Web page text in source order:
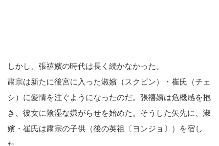
しかし、張禧嬪の時代は長く続かなかった。
粛宗は新たに後宮に入った淑嬪（スクピン）・崔氏（チェ
シ）に愛情を注ぐようになったのだ。張禧嬪は危機感を抱
き、彼女に陰湿な嫌がらせを始めた。そうした矢先に、淑
嬪・崔氏は粛宗の子供（後の英祖〔ヨンジョ〕）を宿し